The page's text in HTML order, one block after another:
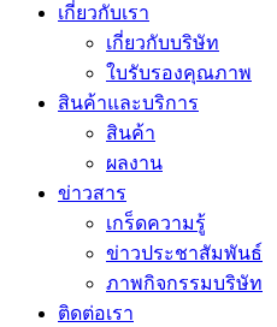
เกี่ยวกับเรา
เกี่ยวกับบริษัท
ใบรับรองคุณภาพ
สินค้าและบริการ
สินค้า
ผลงาน
ข่าวสาร
เกร็ดความรู้
ข่าวประชาสัมพันธ์
ภาพกิจกรรมบริษัท
ติดต่อเรา